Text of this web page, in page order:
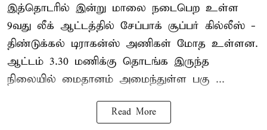
இத்தொடரில் இன்று மாலை நடைபெற உள்ள
9வது லீக் ஆட்டத்தில் சேப்பாக் சூப்பர் கில்லீஸ் -
திண்டுக்கல் டிராகன்ஸ் அணிகள் மோத உள்ளன.
ஆட்டம் 3.30 மணிக்கு தொடங்க இருந்த
நிலையில் மைதானம் அமைந்துள்ள பகு ...
Read More